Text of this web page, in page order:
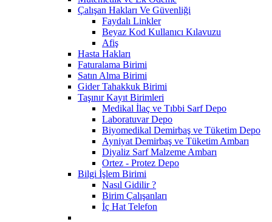
Çalışan Hakları Ve Güvenliği
Faydalı Linkler
Beyaz Kod Kullanıcı Kılavuzu
Afiş
Hasta Hakları
Faturalama Birimi
Satın Alma Birimi
Gider Tahakkuk Birimi
Taşınır Kayıt Birimleri
Medikal İlaç ve Tıbbi Sarf Depo
Laboratuvar Depo
Biyomedikal Demirbaş ve Tüketim Depo
Ayniyat Demirbaş ve Tüketim Ambarı
Diyaliz Sarf Malzeme Ambarı
Ortez - Protez Depo
Bilgi İşlem Birimi
Nasıl Gidilir ?
Birim Çalışanları
İç Hat Telefon